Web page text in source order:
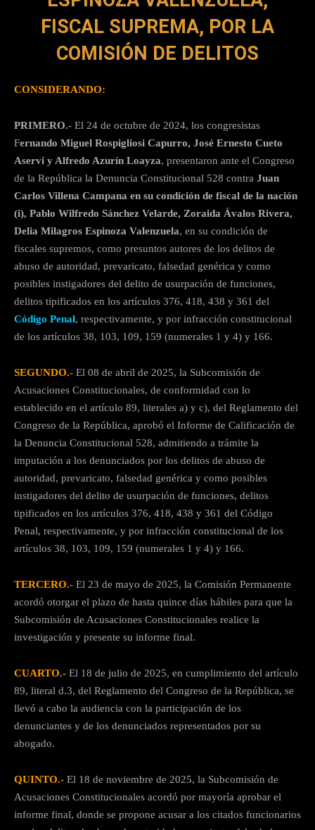
FISCAL SUPREMA, POR LA
COMISIÓN DE DELITOS
CONSIDERANDO:
PRIMERO.- El 24 de octubre de 2024, los congresistas
Fernando Miguel Rospigliosi Capurro, José Ernesto Cueto
Aservi y Alfredo Azurín Loayza, presentaron ante el Congreso
de la República la Denuncia Constitucional 528 contra Juan
Carlos Villena Campana en su condición de fiscal de la nación
(i), Pablo Wilfredo Sánchez Velarde, Zoraida Ávalos Rivera,
Delia Milagros Espinoza Valenzuela, en su condición de
fiscales supremos, como presuntos autores de los delitos de
abuso de autoridad, prevaricato, falsedad genérica y como
posibles instigadores del delito de usurpación de funciones,
delitos tipificados en los artículos 376, 418, 438 y 361 del
Código Penal, respectivamente, y por infracción constitucional
de los artículos 38, 103, 109, 159 (numerales 1 y 4) y 166.
SEGUNDO.- El 08 de abril de 2025, la Subcomisión de
Acusaciones Constitucionales, de conformidad con lo
establecido en el artículo 89, literales a) y c), del Reglamento del
Congreso de la República, aprobó el Informe de Calificación de
la Denuncia Constitucional 528, admitiendo a trámite la
imputación a los denunciados por los delitos de abuso de
autoridad, prevaricato, falsedad genérica y como posibles
instigadores del delito de usurpación de funciones, delitos
tipificados en los artículos 376, 418, 438 y 361 del Código
Penal, respectivamente, y por infracción constitucional de los
artículos 38, 103, 109, 159 (numerales 1 y 4) y 166.
TERCERO.- El 23 de mayo de 2025, la Comisión Permanente
acordó otorgar el plazo de hasta quince días hábiles para que la
Subcomisión de Acusaciones Constitucionales realice la
investigación y presente su informe final.
CUARTO.- El 18 de julio de 2025, en cumplimiento del artículo
89, literal d.3, del Reglamento del Congreso de la República, se
llevó a cabo la audiencia con la participación de los
denunciantes y de los denunciados representados por su
abogado.
QUINTO.- El 18 de noviembre de 2025, la Subcomisión de
Acusaciones Constitucionales acordó por mayoría aprobar el
informe final, donde se propone acusar a los citados funcionarios